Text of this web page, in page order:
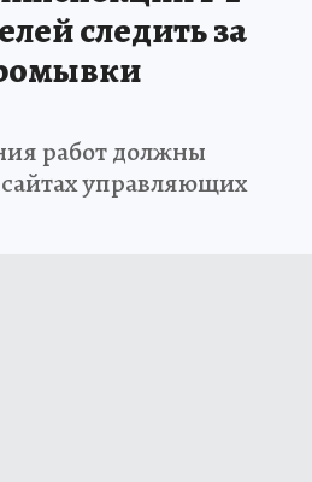
следить за
работ должны
управляющих